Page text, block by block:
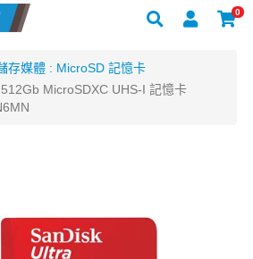
0
存媒體 : MicroSD 記憶卡
MicroSDXC UHS-I 記憶卡